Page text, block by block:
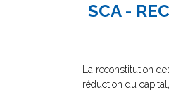
SCA -
La reconstitution
réduction du